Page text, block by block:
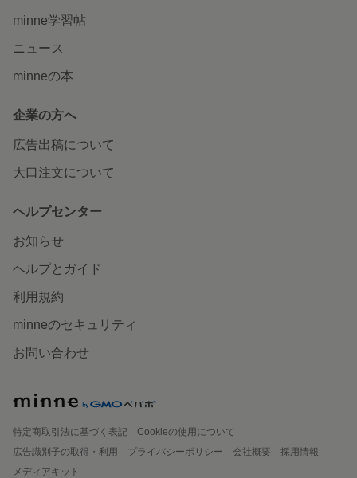
minne学習帖
ニュース
minneの本
企業の方へ
広告出稿について
大口注文について
ヘルプセンター
お知らせ
ヘルプとガイド
利用規約
minneのセキュリティ
お問い合わせ
特定商取引法に基づく表記
Cookieの使用について
広告識別子の取得・利用
プライバシーポリシー 会社概要
採用情報
メディアキット